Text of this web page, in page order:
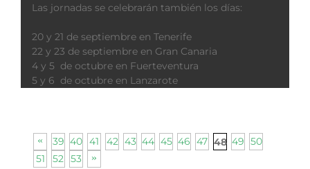
Las jornadas se celebrarán también los días:
20 y 21 de septiembre en Tenerife
22 y 23 de septiembre en Gran Canaria
4 y 5 de octubre en Fuerteventura
5 y 6 de octubre en Lanzarote
39 40 41 42 43 44 45 46 47 48 49 50
51
52 53